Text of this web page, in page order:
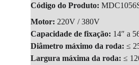
Código do Produto:
Motor: 220V / 380V
Capacidade de fixação: 14″ a
Diâmetro máximo da roda: ≤
Largura máxima da roda: ≤